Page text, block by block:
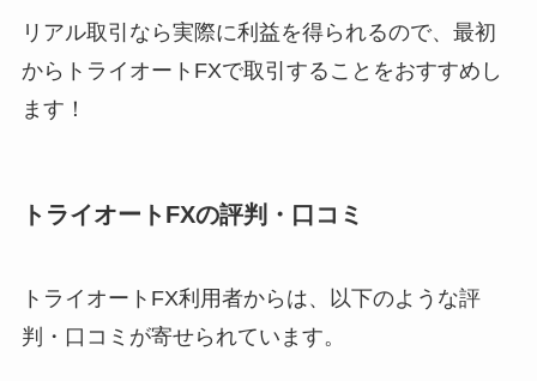
リアル取引なら実際に利益を得られるので、最初
からトライオートFXで取引することをおすすめし
ます！
トライオートFXの評判・口コミ
トライオートFX利用者からは、以下のような評
判・口コミが寄せられています。